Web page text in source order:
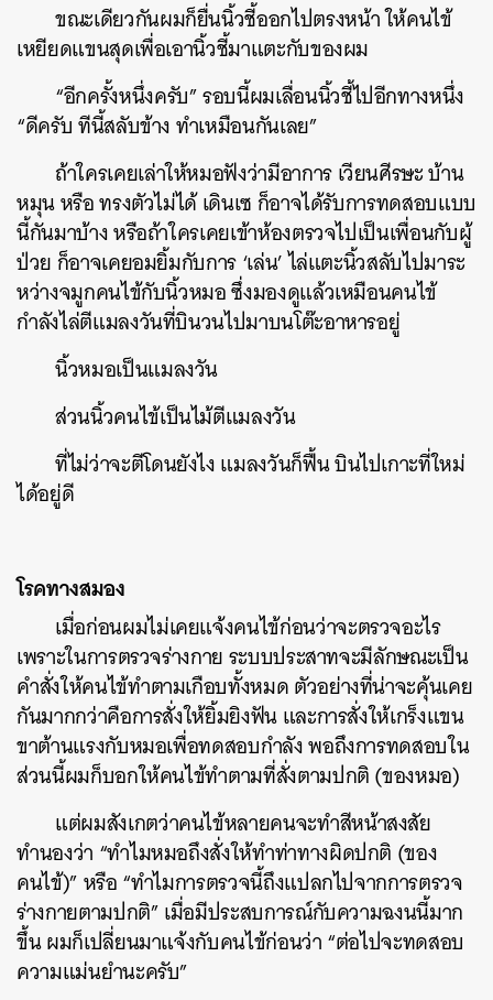
ขณะเดียวกันผมก็ยื่นนิ้วชี้ออกไปตรงหน้า ให้คนไข้
เหยียดแขนสุดเพื่อเอานิ้วชี้มาแตะกับของผม
“อีกครั้งหนึ่งครับ” รอบนี้ผมเลื่อนนิ้วชี้ไปอีกทางหนึ่ง
“ดีครับ ทีนี้สลับข้าง ทำเหมือนกันเลย”
ถ้าใครเคยเล่าให้หมอฟังว่ามีอาการ เวียนศีรษะ บ้าน
หมุน หรือ ทรงตัวไม่ได้ เดินเซ ก็อาจได้รับการทดสอบแบบ
นี้กันมาบ้าง หรือถ้าใครเคยเข้าห้องตรวจไปเป็นเพื่อนกับผู้
ป่วย ก็อาจเคยอมยิ้มกับการ ‘เล่น’ ไล่แตะนิ้วสลับไปมาระ
หว่างจมูกคนไข้กับนิ้วหมอ ซึ่งมองดูแล้วเหมือนคนไข้
กำลังไล่ตีแมลงวันที่บินวนไปมาบนโต๊ะอาหารอยู่
นิ้วหมอเป็นแมลงวัน
ส่วนนิ้วคนไข้เป็นไม้ตีแมลงวัน
ที่ไม่ว่าจะตีโดนยังไง แมลงวันก็ฟื้น บินไปเกาะที่ใหม่
ได้อยู่ดี
โรคทางสมอง
เมื่อก่อนผมไม่เคยแจ้งคนไข้ก่อนว่าจะตรวจอะไร
เพราะในการตรวจร่างกาย ระบบประสาทจะมีลักษณะเป็น
คำสั่งให้คนไข้ทำตามเกือบทั้งหมด ตัวอย่างที่น่าจะคุ้นเคย
กันมากกว่าคือการสั่งให้ยิ้มยิงฟัน และการสั่งให้เกร็งแขน
ขาต้านแรงกับหมอเพื่อทดสอบกำลัง พอถึงการทดสอบใน
ส่วนนี้ผมก็บอกให้คนไข้ทำตามที่สั่งตามปกติ (ของหมอ)
แต่ผมสังเกตว่าคนไข้หลายคนจะทำสีหน้าสงสัย
ทำนองว่า “ทำไมหมอถึงสั่งให้ทำท่าทางผิดปกติ (ของ
คนไข้)” หรือ “ทำไมการตรวจนี้ถึงแปลกไปจากการตรวจ
ร่างกายตามปกติ” เมื่อมีประสบการณ์กับความฉงนนี้มาก
ขึ้น ผมก็เปลี่ยนมาแจ้งกับคนไข้ก่อนว่า “ต่อไปจะทดสอบ
ความแม่นยำนะครับ”